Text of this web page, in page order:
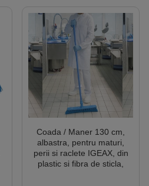
Coada / Maner 130 cm,
albastra, pentru maturi,
perii si raclete IGEAX, din
plastic si fibra de sticla,